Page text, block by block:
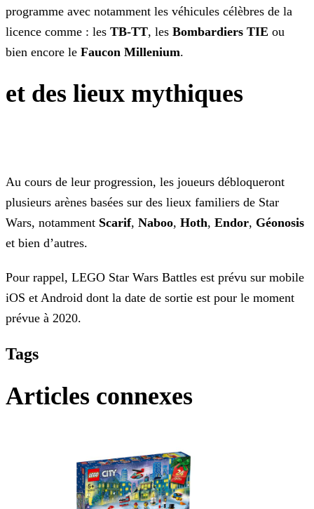
programme avec notamment les véhicules célèbres de la
licence comme : les TB-TT, les Bombardiers TIE ou
bien encore le Faucon Millenium.
et des lieux mythiques
Au cours de leur progression, les joueurs débloqueront
plusieurs arènes basées sur des lieux familiers de Star
Wars, notamment Scarif, Naboo, Hoth, Endor, Géonosis
et bien d’autres.
Pour rappel, LEGO Star Wars Battles est prévu sur mobile
iOS et Android dont la date de sortie est pour le moment
prévue à 2020.
Tags
Articles connexes